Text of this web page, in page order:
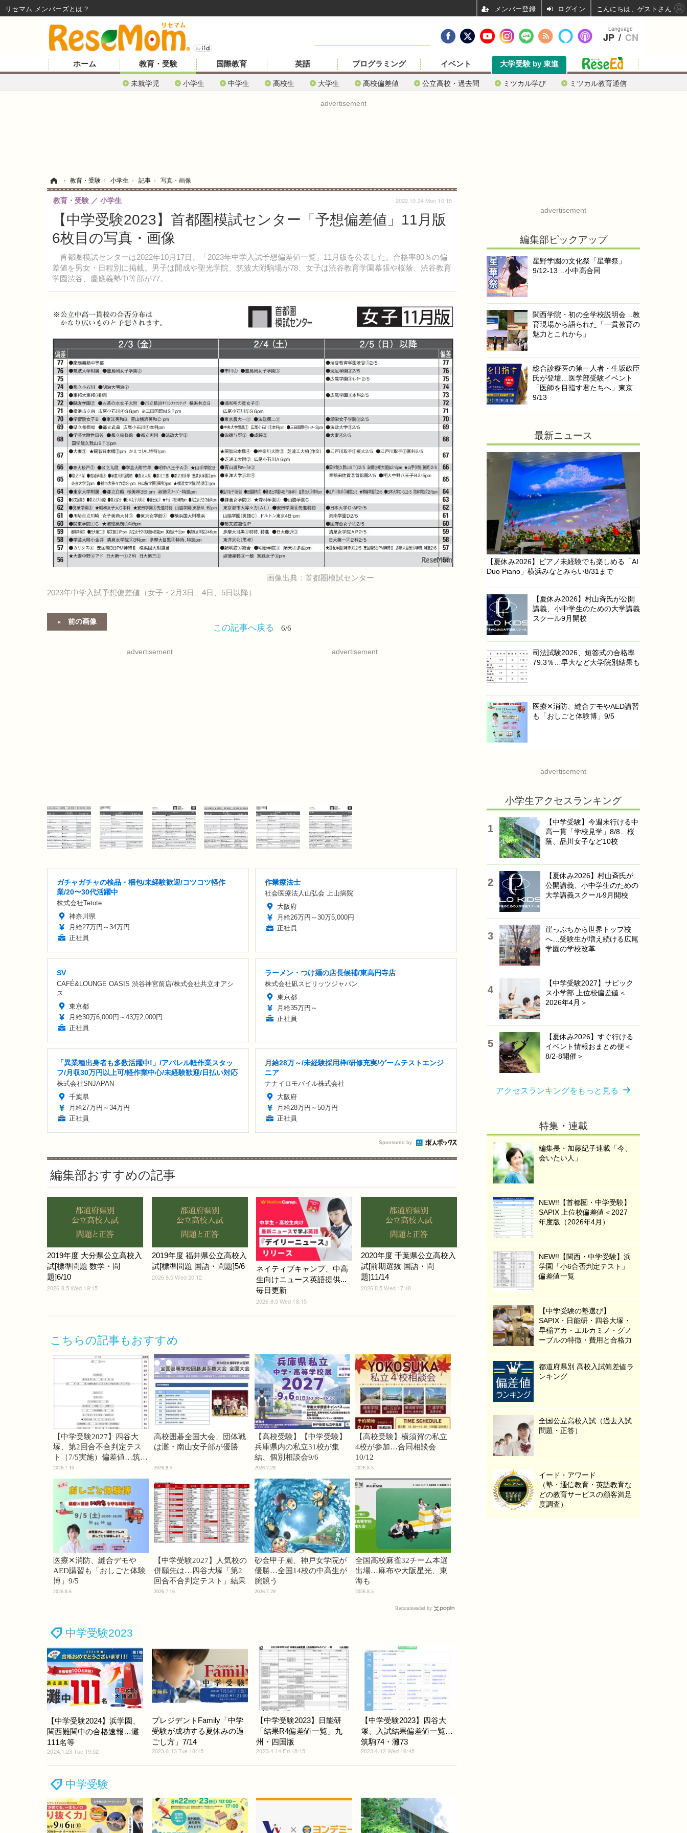
ホーム 教育・受験
未就学児 小学生 中学生 高校生 大学生 高校偏差値 公立高校・過去問 ミツカル学び ミツカル教育通信
国際教育 英語 プログラミング イベント 大学受験 by 東進
advertisement
› 教育・受験 › 小学生 › 記事 › 写真・画像
【中学受験2023】首都圏模試センター「予想偏差値」11月版
6枚目の写真・画像
首都圏模試センターは2022年10月17日、「2023年中学入試予想偏差値一覧」11月版を公表した。合格率80％の偏
差値を男女・日程別に掲載。男子は開成や聖光学院、筑波大附駒場が78、女子は渋谷教育学園幕張や桜蔭、渋谷教育
学園渋谷、慶應義塾中等部が77。
教育・受験 小学生 2022.10.24 Mon 10:15
画像出典：首都圏模試センター
2023年中学入試予想偏差値（女子・2月3日、4日、5日以降）
前の画像
この記事へ戻る 6/6
advertisement advertisement
ガチャガチャの検品・梱包/未経験歓迎/コツコツ軽作
業/20〜30代活躍中
株式会社Tetote
神奈川県
月給27万円～34万円
正社員
作業療法士
社会医療法人山弘会 上山病院
大阪府
月給26万円～30万5,000円
正社員
SV
CAFÉ&LOUNGE OASIS 渋谷神宮前店/株式会社共立オアシ
ス
東京都
月給30万6,000円～43万2,000円
正社員
ラーメン・つけ麺の店長候補/東高円寺店
株式会社凪スピリッツジャパン
東京都
月給35万円～
正社員
「異業種出身者も多数活躍中!」/アパレル軽作業スタッ
フ/月収30万円以上可/軽作業中心/未経験歓迎/日払い対応
株式会社SNJAPAN
千葉県
月給27万円～34万円
正社員
月給28万～/未経験採用枠/研修充実/ゲームテストエンジ
ニア
ナナイロモバイル株式会社
大阪府
月給28万円～50万円
正社員
Sponsored by
編集部おすすめの記事
2019年度 大分県公立高校入
試[標準問題 数学・問
題]6/10
2026.8.5 Wed 19:15
2019年度 福井県公立高校入
試[標準問題 国語・問題]5/6
2026.8.5 Wed 20:12
ネイティブキャンプ、中高
生向けニュース英語提供...
毎日更新
2026.8.5 Wed 18:15
2020年度 千葉県公立高校入
試[前期選抜 国語・問
題]11/14
2026.8.5 Wed 17:48
こちらの記事もおすすめ
【中学受験2027】四谷大
塚、第2回合不合判定テス
ト（7/5実施）偏差値…筑駒
74・桜蔭70＜PR＞
2026.7.10
高校囲碁全国大会、団体戦
は灘・南山女子部が優勝
2026.8.5
【高校受験】【中学受験】
兵庫県内の私立31校が集
結、個別相談会9/6
2026.7.28
【高校受験】横須賀の私立
4校が参加…合同相談会
10/12
2026.8.5
医療✕消防、縫合デモや
AED講習も「おしごと体験
博」9/5
2026.8.6
【中学受験2027】人気校の
併願先は…四谷大塚「第2
回合不合判定テスト」結果
2026.7.16
砂金甲子園、神戸女学院が
優勝…全国14校の中高生が
腕競う
2026.7.29
全国高校麻雀32チーム本選
出場…麻布や大阪星光、東
海も
2026.8.5
Recommended by
中学受験2023
【中学受験2024】浜学園、
関西難関中の合格速報…灘
111名等
2024.1.23 Tue 19:52
プレジデントFamily「中学
受験が成功する夏休みの過
ごし方」7/14
2023.6.13 Tue 18:15
【中学受験2023】日能研
「結果R4偏差値一覧」九
州・四国版
2023.4.14 Fri 18:15
【中学受験2023】四谷大
塚、入試結果偏差値一覧…
筑駒74・灘73
2023.4.12 Wed 18:45
中学受験
advertisement
編集部ピックアップ
星野学園の文化祭「星華祭」
9/12-13…小中高合同
関西学院・初の全学校説明会…教
育現場から語られた「一貫教育の
魅力とこれから」
総合診療医の第一人者・生坂政臣
氏が登壇…医学部受験イベント
「医師を目指す君たちへ」東京
9/13
最新ニュース
【夏休み2026】ピアノ未経験でも楽しめる「AI
Duo Piano」横浜みなとみらい8/31まで
【夏休み2026】村山斉氏が公開
講義、小中学生のための大学講義
スクール9月開校
司法試験2026、短答式の合格率
79.3％…早大など大学院別結果も
医療✕消防、縫合デモやAED講習
も「おしごと体験博」9/5
advertisement
小学生アクセスランキング
【中学受験】今週末行ける中
高一貫「学校見学」8/8…桜
蔭、品川女子など10校
【夏休み2026】村山斉氏が
公開講義、小中学生のための
大学講義スクール9月開校
崖っぷちから世界トップ校
へ…受験生が増え続ける広尾
学園の学校改革
【中学受験2027】サピック
ス小学部 上位校偏差値＜
2026年4月＞
【夏休み2026】すぐ行ける
イベント情報おまとめ便＜
8/2-8開催＞
アクセスランキングをもっと見る
特集・連載
編集長・加藤紀子連載「今、
会いたい人」
NEW!!【首都圏・中学受験】
SAPIX 上位校偏差値＜2027
年度版（2026年4月）
NEW!!【関西・中学受験】浜
学園「小6合否判定テスト」
偏差値一覧
【中学受験の塾選び】
SAPIX・日能研・四谷大塚・
早稲アカ・エルカミノ・グノ
ーブルの特徴・費用と合格力
都道府県別 高校入試偏差値ラ
ンキング
全国公立高校入試（過去入試
問題・正答）
イード・アワード
（塾・通信教育・英語教育な
どの教育サービスの顧客満足
度調査）
Language
JP / CN
リセマム メンバーズ ログイン こんにちは、ゲストさん